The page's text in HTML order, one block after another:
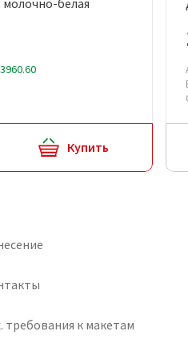
просмотр
Купить
требования к макетам